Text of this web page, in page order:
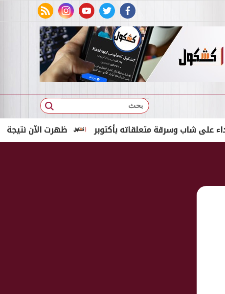
facebook
twitter
youtube
instagram
rss feed
بحث
ظهرت الآن نتيجة الدور الثاني للصف متعلقاته بأكتوبر